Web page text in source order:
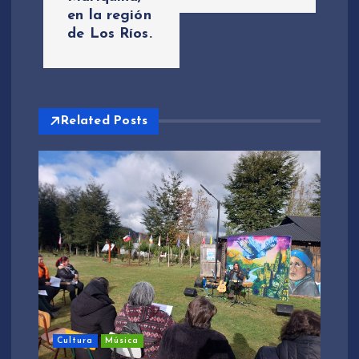
ó
n
d
e
e
n
t
r
en la región
de Los Ríos.
Related Posts
Cultura Música